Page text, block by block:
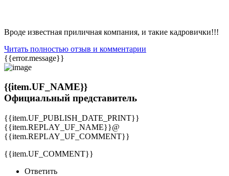
Вроде известная приличная компания, и такие кадровички!!!
Читать полностью отзыв и комментарии
{{error.message}}
{{item.UF_NAME}}
Официальный представитель
{{item.UF_PUBLISH_DATE_PRINT}}
{{item.REPLAY_UF_NAME}}@
{{item.REPLAY_UF_COMMENT}}
{{item.UF_COMMENT}}
Ответить